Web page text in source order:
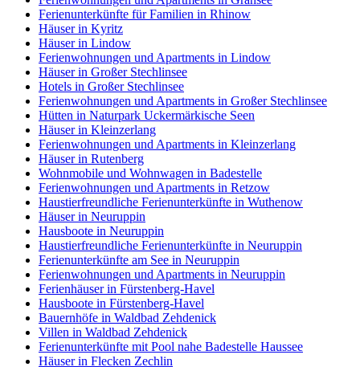
Ferienunterkünfte für Familien in Rhinow
Häuser in Kyritz
Häuser in Lindow
Ferienwohnungen und Apartments in Lindow
Häuser in Großer Stechlinsee
Hotels in Großer Stechlinsee
Ferienwohnungen und Apartments in Großer Stechlinsee
Hütten in Naturpark Uckermärkische Seen
Häuser in Kleinzerlang
Ferienwohnungen und Apartments in Kleinzerlang
Häuser in Rutenberg
Wohnmobile und Wohnwagen in Badestelle
Ferienwohnungen und Apartments in Retzow
Haustierfreundliche Ferienunterkünfte in Wuthenow
Häuser in Neuruppin
Hausboote in Neuruppin
Haustierfreundliche Ferienunterkünfte in Neuruppin
Ferienunterkünfte am See in Neuruppin
Ferienwohnungen und Apartments in Neuruppin
Ferienhäuser in Fürstenberg-Havel
Hausboote in Fürstenberg-Havel
Bauernhöfe in Waldbad Zehdenick
Villen in Waldbad Zehdenick
Ferienunterkünfte mit Pool nahe Badestelle Haussee
Häuser in Flecken Zechlin